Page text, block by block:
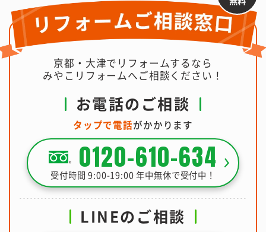
京都・大津でリフォームするなら
みやこリフォームへご相談ください！
お電話のご相談
タップで電話がかかります
0120-610-634
受付時間 9:00-19:00 年中無休で受付中！
LINEのご相談